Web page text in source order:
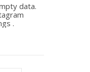
data.
.